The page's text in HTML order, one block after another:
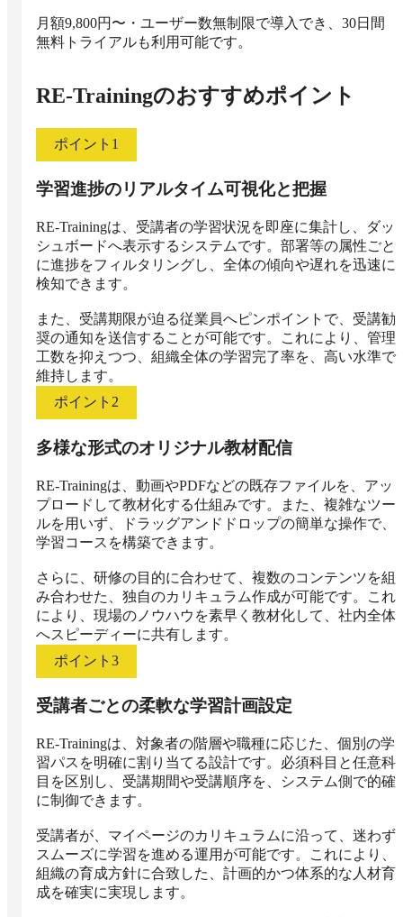
月額9,800円〜・ユーザー数無制限で導入でき、30日間
無料トライアルも利用可能です。
RE-Trainingのおすすめポイント
ポイント 1
学習進捗のリアルタイム可視化と把握
RE-Trainingは、受講者の学習状況を即座に集計し、ダッ
シュボードへ表示するシステムです。部署等の属性ごと
に進捗をフィルタリングし、全体の傾向や遅れを迅速に
検知できます。
また、受講期限が迫る従業員へピンポイントで、受講勧
奨の通知を送信することが可能です。これにより、管理
工数を抑えつつ、組織全体の学習完了率を、高い水準で
維持します。
ポイント 2
多様な形式のオリジナル教材配信
RE-Trainingは、動画やPDFなどの既存ファイルを、アッ
プロードして教材化する仕組みです。また、複雑なツー
ルを用いず、ドラッグアンドドロップの簡単な操作で、
学習コースを構築できます。
さらに、研修の目的に合わせて、複数のコンテンツを組
み合わせた、独自のカリキュラム作成が可能です。これ
により、現場のノウハウを素早く教材化して、社内全体
へスピーディーに共有します。
ポイント 3
受講者ごとの柔軟な学習計画設定
RE-Trainingは、対象者の階層や職種に応じた、個別の学
習パスを明確に割り当てる設計です。必須科目と任意科
目を区別し、受講期間や受講順序を、システム側で的確
に制御できます。
受講者が、マイページのカリキュラムに沿って、迷わず
スムーズに学習を進める運用が可能です。これにより、
組織の育成方針に合致した、計画的かつ体系的な人材育
成を確実に実現します。